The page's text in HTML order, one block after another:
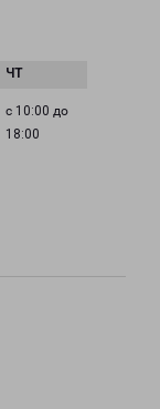
с 10:00 до
18:00